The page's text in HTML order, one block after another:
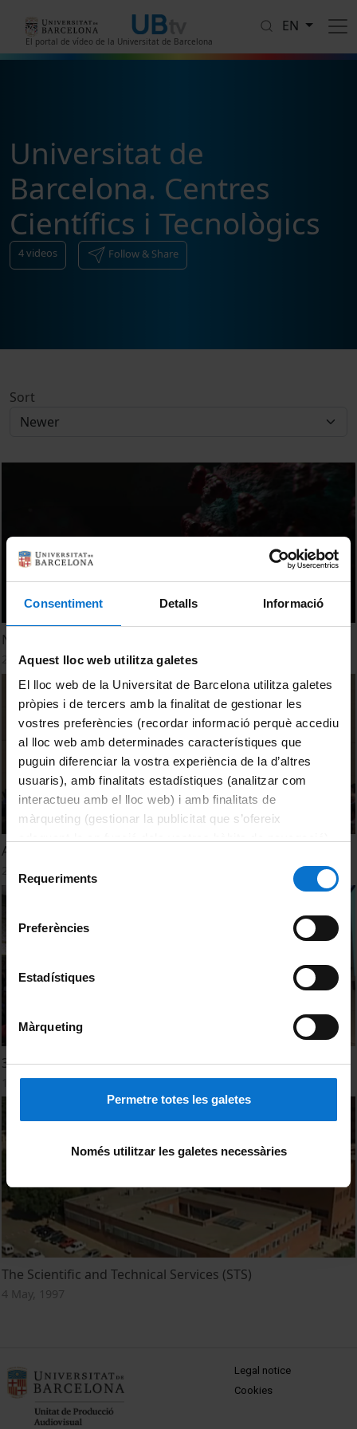
Consentiment Detalls Informació
Aquest lloc web utilitza galetes
El lloc web de la Universitat de Barcelona utilitza galetes
pròpies i de tercers amb la finalitat de gestionar les
vostres preferències (recordar informació perquè accediu
al lloc web amb determinades característiques que
puguin diferenciar la vostra experiència de la d’altres
usuaris), amb finalitats estadístiques (analitzar com
interactueu amb el lloc web) i amb finalitats de
màrqueting (gestionar la publicitat que s’ofereix
consultar laPolítica de galetes del lloc web de la
Requeriments
Preferències
Estadístiques
Màrqueting
Permetre totes les galetes
Només utilitzar les galetes necessàries
El portal de vídeo de la Universitat de Barcelona
EN
Universitat de
Barcelona. Centres
Científics i Tecnològics
4videos Follow & Share
Sort
New Tools. New Visions. New Opportuinities.
29 April, 2022
Acte del 30è aniversari del CCiTUB
23 May, 2018
30è aniversari dels CCiTUB
18 May, 2018
The Scientific and Technical Services (STS)
4 May, 1997
MENÚ PEU 1
Legal notice
Cookies